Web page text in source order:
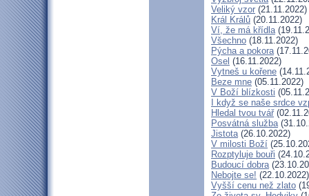
Veliký vzor (21.11.2022)
Král Králů (20.11.2022)
Ví, že má křídla
Všechno (18.11.2022)
Pýcha a pokora
Osel (16.11.2022)
Vytneš u kořene
Beze mne (05.11.2022)
V Boží blízkosti
I když se naše srdce
Hledal tvou tvář
Posvátná služba
Jistota(26.10.2022)
V milosti Boží
Rozptyluje bouři
Budoucí dobra
Nebojte se! (22.10.2022)
Vyšší cenu než zlato